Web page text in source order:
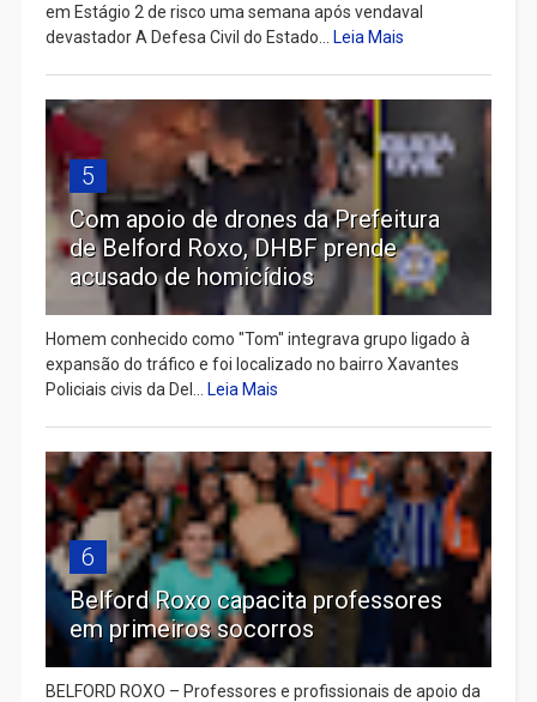
em Estágio 2 de risco uma semana após vendaval
devastador A Defesa Civil do Estado...
Leia Mais
5
Com apoio de drones da Prefeitura
de Belford Roxo, DHBF prende
acusado de homicídios
Homem conhecido como "Tom" integrava grupo ligado à
expansão do tráfico e foi localizado no bairro Xavantes
Policiais civis da Del...
Leia Mais
6
Belford Roxo capacita professores
em primeiros socorros
BELFORD ROXO – Professores e profissionais de apoio da